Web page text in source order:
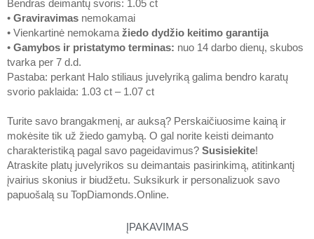
ĮPAKAVIMAS
Bendras deimantų svoris: 1.05 ct
• Graviravimas nemokamai
• Vienkartinė nemokama žiedo dydžio keitimo garantija
• Gamybos ir pristatymo terminas: nuo 14 darbo dienų, skubos
tvarka per 7 d.d.
Pastaba: perkant Halo stiliaus juvelyriką galima bendro karatų
svorio paklaida: 1.03 ct – 1.07 ct
Turite savo brangakmenį, ar auksą? Perskaičiuosime kainą ir
mokėsite tik už žiedo gamybą. O gal norite keisti deimanto
charakteristiką pagal savo pageidavimus? Susisiekite!
Atraskite platų juvelyrikos su deimantais pasirinkimą, atitinkantį
įvairius skonius ir biudžetu. Suksikurk ir personalizuok savo
papuošalą su TopDiamonds.Online.